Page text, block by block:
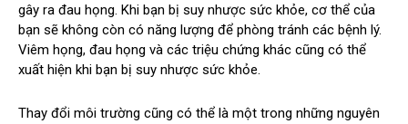
gây ra đau họng. Khi bạn bị suy nhược sức khỏe, cơ thể của
bạn sẽ không còn có năng lượng để phòng tránh các bệnh lý.
Viêm họng, đau họng và các triệu chứng khác cũng có thể
xuất hiện khi bạn bị suy nhược sức khỏe.
Thay đổi môi trường cũng có thể là một trong những nguyên